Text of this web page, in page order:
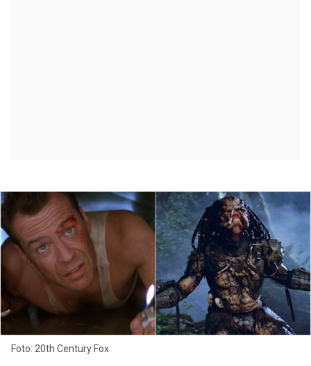
Foto: 20th Century Fox